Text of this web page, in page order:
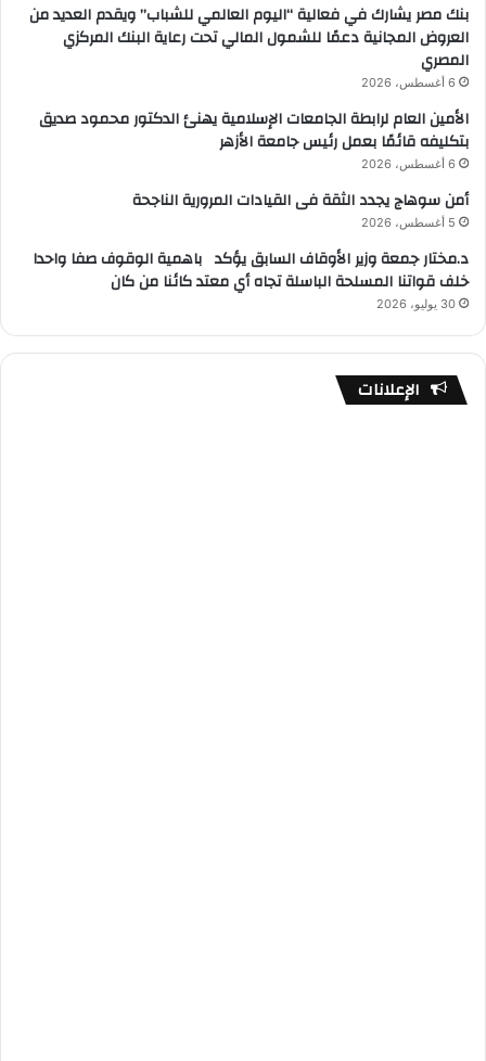
بنك مصر يشارك في فعالية “اليوم العالمي للشباب” ويقدم العديد من
العروض المجانية دعمًا للشمول المالي تحت رعاية البنك المركزي
المصري
6 أغسطس، 2026
الأمين العام لرابطة الجامعات الإسلامية يهنئ الدكتور محمود صديق
بتكليفه قائمًا بعمل رئيس جامعة الأزهر
6 أغسطس، 2026
أمن سوهاج يجدد الثقة فى القيادات المرورية الناجحة
5 أغسطس، 2026
د.مختار جمعة وزير الأوقاف السابق يؤكد باهمية الوقوف صفا واحدا
خلف قواتنا المسلحة الباسلة تجاه أي معتد كائنا من كان
30 يوليو، 2026
الإعلانات